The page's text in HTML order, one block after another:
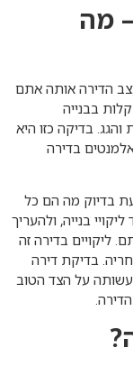
מה
הדירה אותה אתם
בבנייה
בדיקה כזו היא
בדירה
בדיוק מה הם כל
בנייה, ולהעריך
ליקויים בדירה זה
בדיקת דירה
על הצד הטוב